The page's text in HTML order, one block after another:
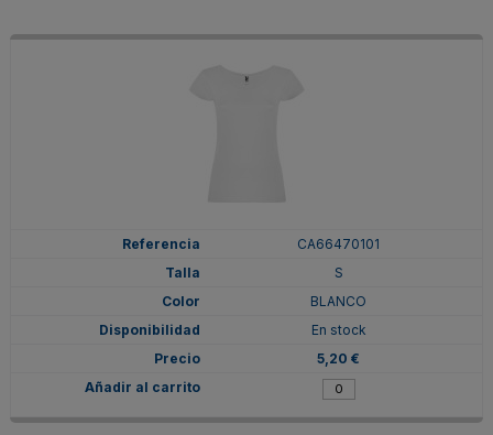
CA66470101
S
BLANCO
En stock
5,20 €